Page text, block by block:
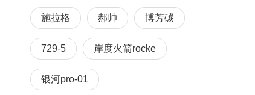
施拉格 郝帅 博芳碳
729-5 岸度火箭rocke
银河pro-01